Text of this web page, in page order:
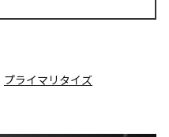
プライマリタイズ